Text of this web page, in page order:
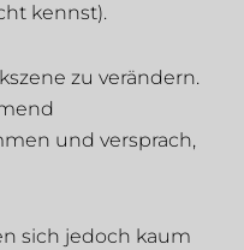
kennst).
zu verändern.
und versprach,
sich jedoch kaum